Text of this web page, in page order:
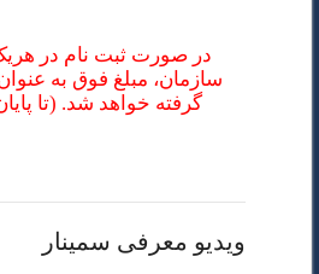
در صورت ثبت نام در
سازمان، مبلغ فوق به
گرفته خواهد شد. (تا پایان
ویدیو معرفی سمینار